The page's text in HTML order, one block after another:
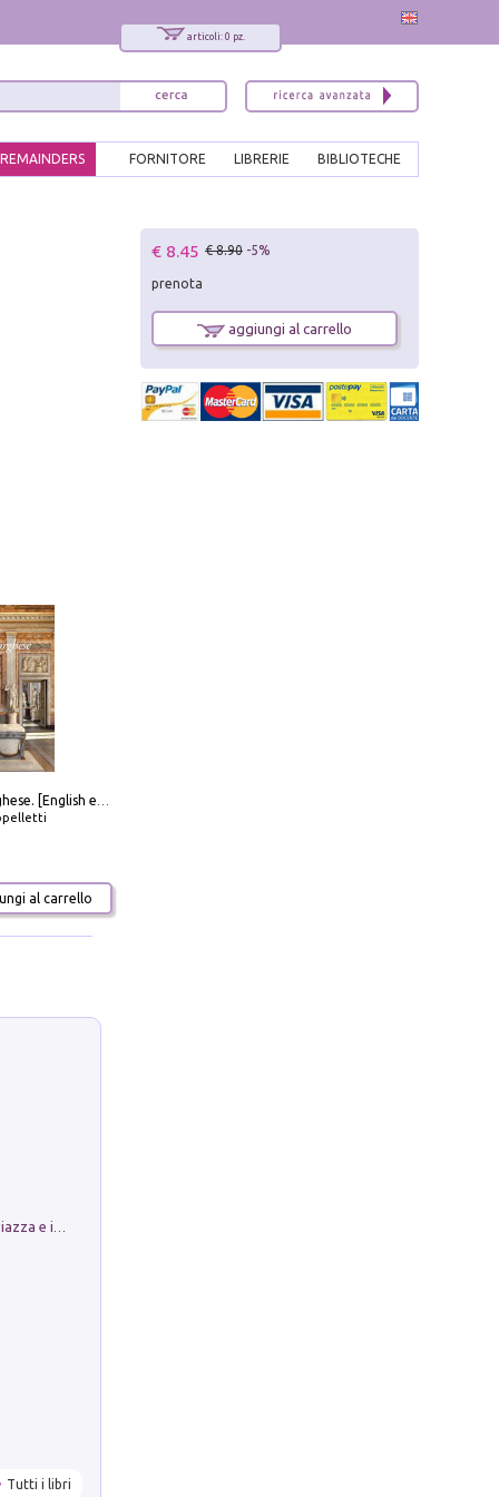
articoli: 0 pz.
BIBLIOTECHE
LIBRERIE
FORNITORE
REMAINDERS
Galleria Borghese. [English edition]
al carrello
Luoghi Magici di Bologna. Vol. 1: la Piazza e i Suoi Simboli Segreti
Tutti i libri
€ 8.45 € 8.90 -5%
prenota
aggiungi al carrello
x
Interessato ai nostri libri?
Sarai informato delle nostre novità, potrai
comunque cancellarti quando desideri.
modulo di iscrizione